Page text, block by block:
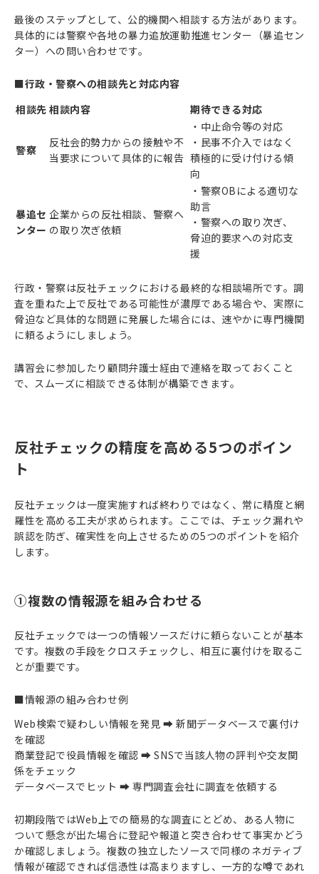
最後のステップとして、公的機関へ相談する方法があります。
具体的には警察や各地の暴力追放運動推進センター（暴追セン
ター）への問い合わせです。
■行政・警察への相談先と対応内容
相談先 相談内容 期待できる対応
警察
反社会的勢力からの接触や不
当要求について具体的に報告
・中止命令等の対応
・民事不介入ではなく
積極的に受け付ける傾
向
暴追セ
ンター
企業からの反社相談、警察へ
の取り次ぎ依頼
・警察OBによる適切な
助言
・警察への取り次ぎ、
脅迫的要求への対応支
援
行政・警察は反社チェックにおける最終的な相談場所です。調
査を重ねた上で反社である可能性が濃厚である場合や、実際に
脅迫など具体的な問題に発展した場合には、速やかに専門機関
に頼るようにしましょう。
講習会に参加したり顧問弁護士経由で連絡を取っておくこと
で、スムーズに相談できる体制が構築できます。
反社チェックの精度を高める5つのポイン
ト
反社チェックは一度実施すれば終わりではなく、常に精度と網
羅性を高める工夫が求められます。ここでは、チェック漏れや
誤認を防ぎ、確実性を向上させるための5つのポイントを紹介
します。
①複数の情報源を組み合わせる
反社チェックでは一つの情報ソースだけに頼らないことが基本
です。複数の手段をクロスチェックし、相互に裏付けを取るこ
とが重要です。
■情報源の組み合わせ例
Web検索で疑わしい情報を発見 ➡ 新聞データベースで裏付け
を確認
商業登記で役員情報を確認 ➡ SNSで当該人物の評判や交友関
係をチェック
データベースでヒット ➡ 専門調査会社に調査を依頼する
初期段階ではWeb上での簡易的な調査にとどめ、ある人物に
ついて懸念が出た場合に登記や報道と突き合わせて事実かどう
か確認しましょう。複数の独立したソースで同様のネガティブ
情報が確認できれば信憑性は高まりますし、一方的な噂であれ